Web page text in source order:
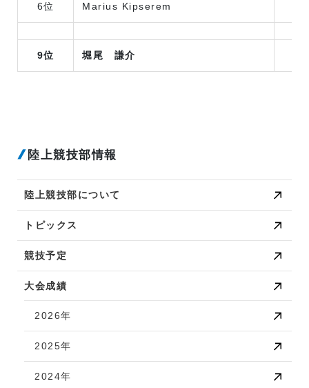
6位 Marius Kipserem
9位 堀尾 謙介
陸上競技部情報
陸上競技部について
トピックス
競技予定
大会成績
2026年
2025年
2024年